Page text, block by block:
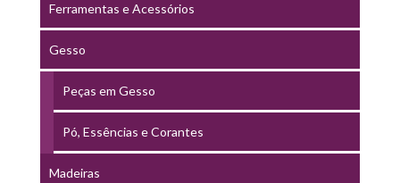
Ferramentas e Acessórios
Gesso
Peças em Gesso
Pó, Essências e Corantes
Madeiras